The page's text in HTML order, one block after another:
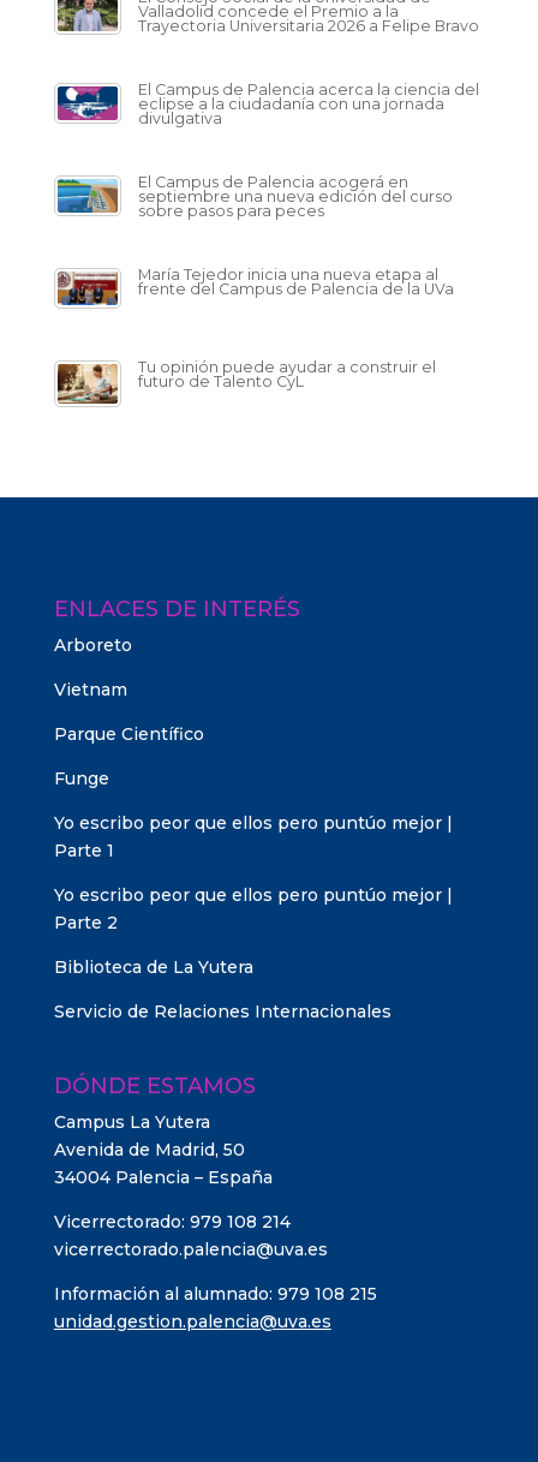
Valladolid concede el Premio a la
Trayectoria Universitaria 2026 a Felipe Bravo
El Campus de Palencia acerca la ciencia del
eclipse a la ciudadanía con una jornada
divulgativa
El Campus de Palencia acogerá en
septiembre una nueva edición del curso
sobre pasos para peces
María Tejedor inicia una nueva etapa al
frente del Campus de Palencia de la UVa
Tu opinión puede ayudar a construir el
futuro de Talento CyL
ENLACES DE INTERÉS
Arboreto
Vietnam
Parque Científico
Funge
Yo escribo peor que ellos pero puntúo mejor |
Parte 1
Yo escribo peor que ellos pero puntúo mejor |
Parte 2
Biblioteca de La Yutera
Servicio de Relaciones Internacionales
DÓNDE ESTAMOS
Campus La Yutera
Avenida de Madrid, 50
34004 Palencia – España
Vicerrectorado: 979 108 214
vicerrectorado.palencia@uva.es
Información al alumnado: 979 108 215
unidad.gestion.palencia@uva.es